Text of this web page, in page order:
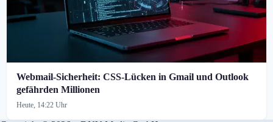
Webmail-Sicherheit: CSS-Lücken in Gmail und Outlook
gefährden Millionen
Heute, 14:22 Uhr